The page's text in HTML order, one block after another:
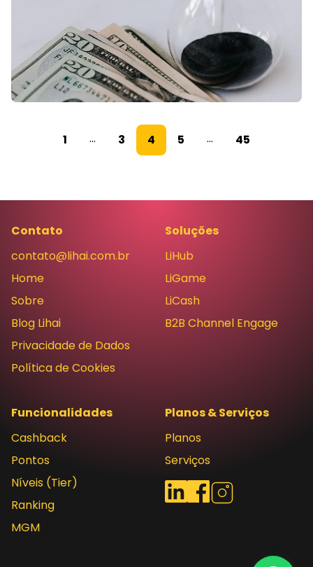
1 ... 3 4 5 ... 45
Contato
contato@lihai.com.br
Home
Sobre
Blog Lihai
Privacidade de Dados
Política de Cookies
Soluções
LiHub
LiGame
LiCash
B2B Channel Engage
Funcionalidades
Cashback
Pontos
Níveis (Tier)
Ranking
MGM
Planos & Serviços
Planos
Serviços
Redes sociais
LinkedInFacebook
Instagram